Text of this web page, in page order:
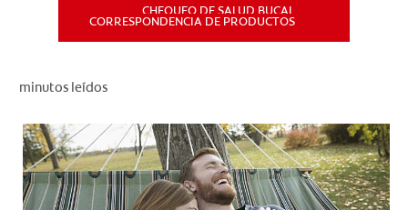
PARA PROFESIONALES
CHEQUEO DE SALUD BUCAL
CORRESPONDENCIA DE PRODUCTOS
minutos leídos